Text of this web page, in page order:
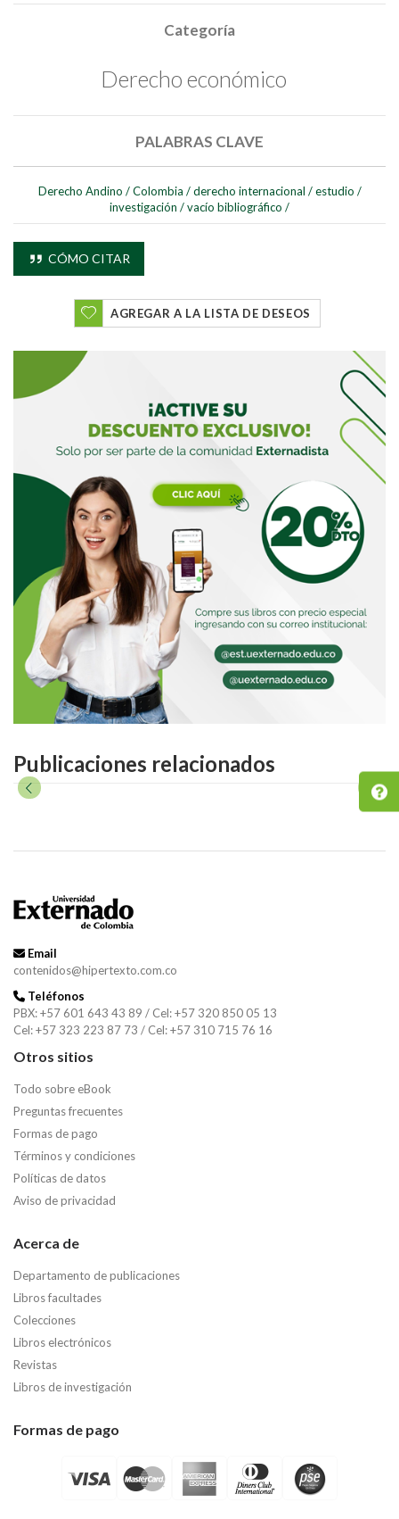
Categoría
Derecho económico
PALABRAS CLAVE
Derecho Andino / Colombia / derecho internacional / estudio /
investigación /vacío bibliográfico /
CÓMO CITAR
AGREGAR A LA LISTA DE DESEOS
Publicaciones relacionados
Email
contenidos@hipertexto.com.co
Teléfonos
PBX: +57 601 643 43 89 / Cel: +57 320 850 05 13
Cel: +57 323 223 87 73 / Cel: +57 310 715 76 16
Otros sitios
Todo sobre eBook
Preguntas frecuentes
Formas de pago
Términos y condiciones
Políticas de datos
Aviso de privacidad
Acerca de
Departamento de publicaciones
Libros facultades
Colecciones
Libros electrónicos
Revistas
Libros de investigación
Formas de pago